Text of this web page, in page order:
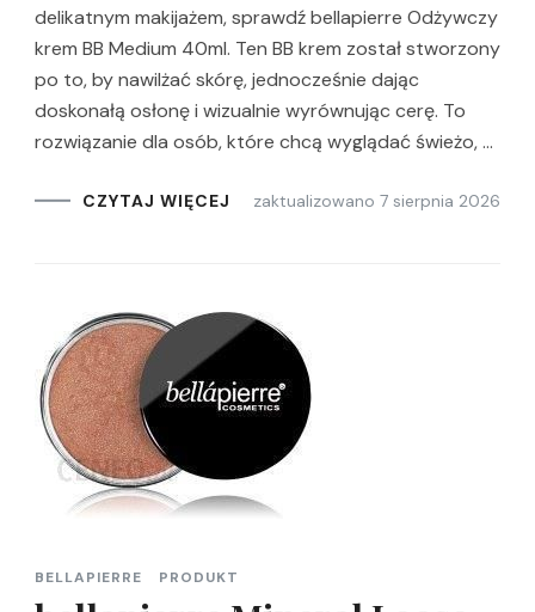
delikatnym makijażem, sprawdź bellapierre Odżywczy
krem BB Medium 40ml. Ten BB krem został stworzony
po to, by nawilżać skórę, jednocześnie dając
doskonałą osłonę i wizualnie wyrównując cerę. To
rozwiązanie dla osób, które chcą wyglądać świeżo, …
CZYTAJ WIĘCEJ zaktualizowano 7 sierpnia 2026
BELLAPIERRE PRODUKT